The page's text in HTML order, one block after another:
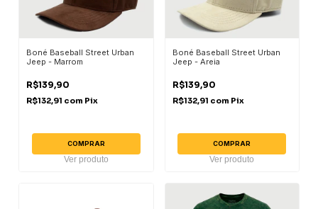
Boné Baseball Street Urban
Jeep - Marrom
R$139,90
R$132,91 com Pix
COMPRAR
Ver produto
Boné Baseball Street Urban
Jeep - Areia
R$139,90
R$132,91 com Pix
COMPRAR
Ver produto